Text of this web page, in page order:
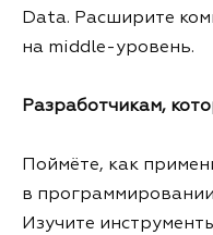
Data. Расширите
на middle-уровень.
Разработчикам,
Поймёте, как
в
Изучите